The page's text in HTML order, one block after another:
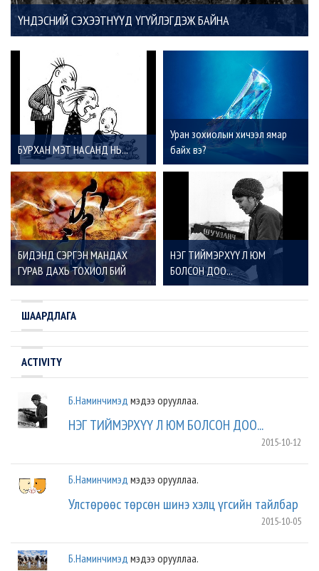
ҮНДЭСНИЙ СЭХЭЭТНҮҮД ҮГҮЙЛЭГДЭЖ БАЙНА
БУРХАН МЭТ НАСАНД НЬ...
Уран зохиолын хичээл ямар
байх вэ?
БИДЭНД СЭРГЭН МАНДАХ
ГУРАВ ДАХЬ ТОХИОЛ БИЙ
НЭГ ТИЙМЭРХҮҮ Л ЮМ
БОЛСОН ДОО...
ШААРДЛАГА
ACTIVITY
Б.Наминчимэд мэдээ орууллаа.
НЭГ ТИЙМЭРХҮҮ Л ЮМ БОЛСОН ДОО...
2015-10-12
Б.Наминчимэд мэдээ орууллаа.
Улстөрөөс төрсөн шинэ хэлц үгсийн тайлбар
2015-10-05
Б.Наминчимэд мэдээ орууллаа.